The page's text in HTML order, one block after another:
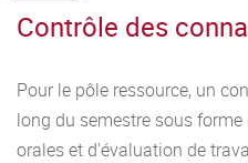
Contrôle des
Pour le pôle ressource, un
long du semestre sous
orales et d'évaluation de